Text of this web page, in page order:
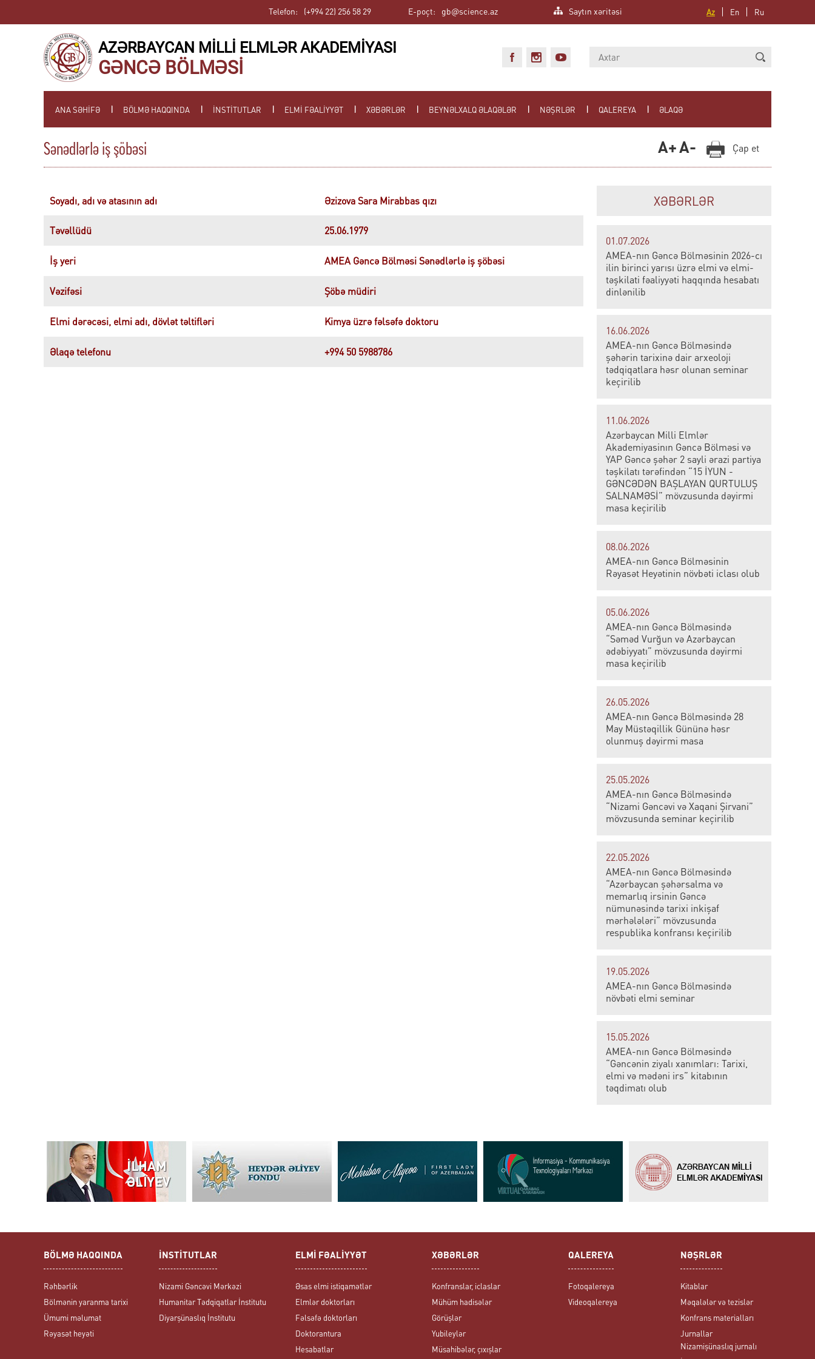
Az En Ru
Saytın xəritəsi
E-poçt: gb@science.az
Telefon: (+994 22) 256 58 29
AZƏRBAYCAN MİLLİ ELMLƏR AKADEMİYASI
GƏNCƏ BÖLMƏSİ
ANA SƏHİFƏ BÖLMƏ HAQQINDA İNSTİTUTLAR ELMİ FƏALİYYƏT XƏBƏRLƏR BEYNƏLXALQ ƏLAQƏLƏR NƏŞRLƏR QALEREYA ƏLAQƏ
Sənədlərlə iş şöbəsi A+A- Çap et
Soyadı, adı və atasının adı Əzizova Sara Mirabbas qızı
Təvəllüdü 25.06.1979
İş yeri AMEA Gəncə Bölməsi Sənədlərlə iş şöbəsi
Vəzifəsi Şöbə müdiri
Elmi dərəcəsi, elmi adı, dövlət təltifləri Kimya üzrə fəlsəfə doktoru
Əlaqə telefonu +994 50 5988786
XƏBƏRLƏR
01.07.2026
AMEA-nın Gəncə Bölməsinin 2026-cı
ilin birinci yarısı üzrə elmi və elmi-
təşkilati fəaliyyəti haqqında hesabatı
dinlənilib
16.06.2026
AMEA-nın Gəncə Bölməsində
şəhərin tarixinə dair arxeoloji
tədqiqatlara həsr olunan seminar
keçirilib
11.06.2026
Azərbaycan Milli Elmlər
Akademiyasinın Gəncə Bölməsi və
YAP Gəncə şəhər 2 sayli ərazi partiya
təşkilatı tərəfindən “15 İYUN -
GƏNCƏDƏN BAŞLAYAN QURTULUŞ
SALNAMƏSİ” mövzusunda dəyirmi
masa keçirilib
08.06.2026
AMEA-nın Gəncə Bölməsinin
Rəyasət Heyətinin növbəti iclası olub
05.06.2026
AMEA-nın Gəncə Bölməsində
“Səməd Vurğun və Azərbaycan
ədəbiyyatı” mövzusunda dəyirmi
masa keçirilib
26.05.2026
AMEA-nın Gəncə Bölməsində 28
May Müstəqillik Gününə həsr
olunmuş dəyirmi masa
25.05.2026
AMEA-nın Gəncə Bölməsində
“Nizami Gəncəvi və Xaqani Şirvani”
mövzusunda seminar keçirilib
22.05.2026
AMEA-nın Gəncə Bölməsində
“Azərbaycan şəhərsalma və
memarlıq irsinin Gəncə
nümunəsində tarixi inkişaf
mərhələləri” mövzusunda
respublika konfransı keçirilib
19.05.2026
AMEA-nın Gəncə Bölməsində
növbəti elmi seminar
15.05.2026
AMEA-nın Gəncə Bölməsində
“Gəncənin ziyalı xanımları: Tarixi,
elmi və mədəni irs” kitabının
təqdimatı olub
BÖLMƏ HAQQINDA
Rəhbərlik
Bölmənin yaranma tarixi
Ümumi məlumat
Rəyasət heyəti
İNSTİTUTLAR
Nizami Gəncəvi Mərkəzi
Humanitar Tədqiqatlar İnstitutu
Diyarşünaslıq İnstitutu
ELMİ FƏALİYYƏT
Əsas elmi istiqamətlər
Elmlər doktorları
Fəlsəfə doktorları
Doktorantura
Hesabatlar
XƏBƏRLƏR
Konfranslar, iclaslar
Mühüm hadisələr
Görüşlər
Yubileylər
Müsahibələr, çıxışlar
QALEREYA
Fotoqalereya
Videoqalereya
NƏŞRLƏR
Kitablar
Məqalələr və tezislər
Konfrans materialları
Jurnallar
Nizamişünaslıq jurnalı